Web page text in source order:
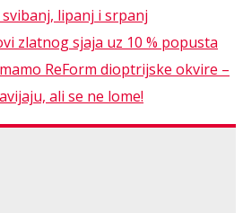
lipanj i srpanj
zlatnog sjaja uz 10 % popusta
ReForm dioptrijske okvire –
ali se ne lome!